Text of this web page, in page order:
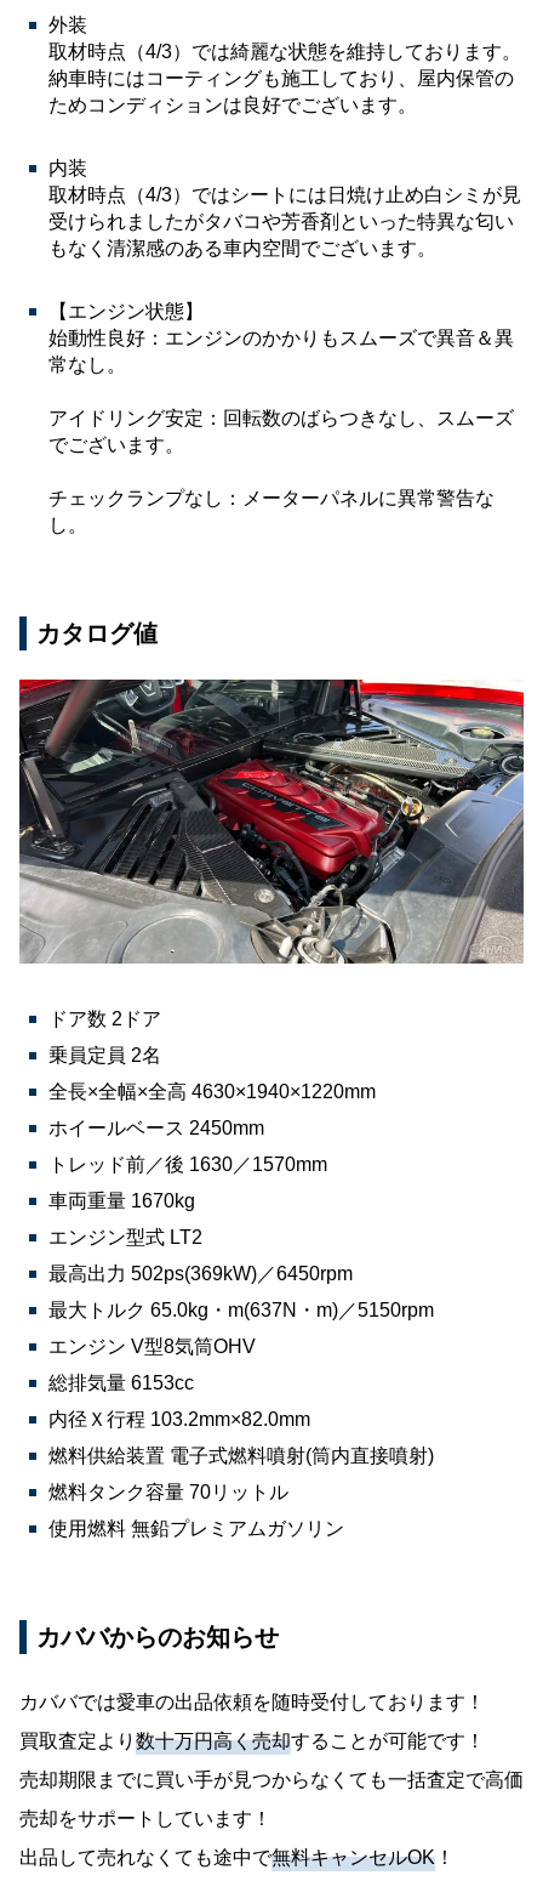
外装
取材時点（4/3）では綺麗な状態を維持しております。
納車時にはコーティングも施工しており、屋内保管の
ためコンディションは良好でございます。
内装
取材時点（4/3）ではシートには日焼け止め白シミが見
受けられましたがタバコや芳香剤といった特異な匂い
もなく清潔感のある車内空間でございます。
【エンジン状態】
始動性良好：エンジンのかかりもスムーズで異音＆異
常なし。
アイドリング安定：回転数のばらつきなし、スムーズ
でございます。
チェックランプなし：メーターパネルに異常警告な
し。
カタログ値
ドア数 2ドア
乗員定員 2名
全長×全幅×全高 4630×1940×1220mm
ホイールベース 2450mm
トレッド前／後 1630／1570mm
車両重量 1670kg
エンジン型式 LT2
最高出力 502ps(369kW)／6450rpm
最大トルク 65.0kg・m(637N・m)／5150rpm
エンジン V型8気筒OHV
総排気量 6153cc
内径Ｘ行程 103.2mm×82.0mm
燃料供給装置 電子式燃料噴射(筒内直接噴射)
燃料タンク容量 70リットル
使用燃料 無鉛プレミアムガソリン
カババからのお知らせ
カババでは愛車の出品依頼を随時受付しております！
買取査定より 数十万円高く売却することが可能です！
売却期限までに買い手が見つからなくても一括査定で高価
売却をサポートしています！
出品して売れなくても途中で無料キャンセルOK ！